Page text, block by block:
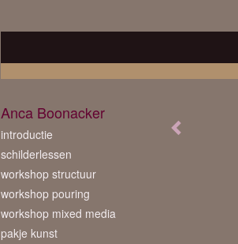
Anca Boonacker
introductie
schilderlessen
workshop structuur
workshop pouring
workshop mixed media
pakje kunst